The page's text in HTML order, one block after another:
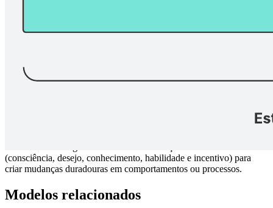
(consciência, desejo, conhecimento, habilidade e incentivo) para
criar mudanças duradouras em comportamentos ou processos.
Modelos relacionados